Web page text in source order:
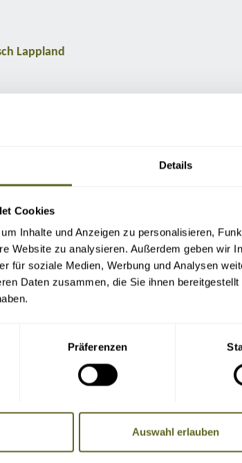
Details
Cookies
Inhalte und Anzeigen zu personalisieren,
Website zu analysieren. Außerdem geben wir
für soziale Medien, Werbung und Analysen
Daten zusammen, die Sie ihnen
Präferenzen
Auswahl erlauben
Lappland